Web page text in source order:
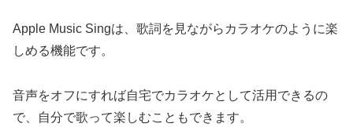
Apple Music Singは、歌詞を見ながらカラオケのように楽
しめる機能です。
音声をオフにすれば自宅でカラオケとして活用できるの
で、自分で歌って楽しむこともできます。